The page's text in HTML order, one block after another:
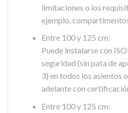
limitaciones o los
ejemplo,
Entre 100 y 125 cm:
Puede instalarse con
seguridad (sin pata de
3) en todos los asientos
adelante con
Entre 100 y 125 cm: